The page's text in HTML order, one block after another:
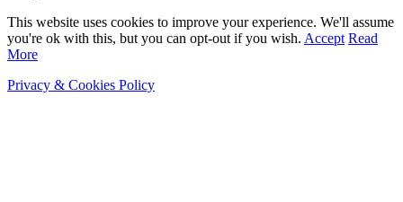
This website uses cookies to improve your experience. We'll assume
you're ok with this, but you can opt-out if you wish. Accept Read
More
Privacy & Cookies Policy